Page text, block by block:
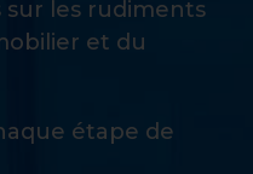
sur les rudiments
et du
étape de